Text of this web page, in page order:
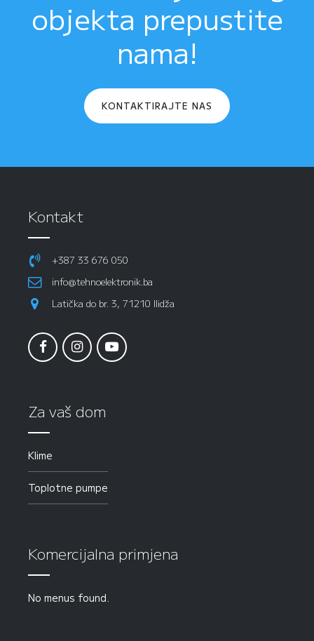
objekta prepustite
nama!
KONTAKTIRAJTE NAS
Kontakt
+387 33 676 050
info@tehnoelektronik.ba
Latička do br. 3, 71210 Ilidža
Za vaš dom
Klime
Toplotne pumpe
Komercijalna primjena
No menus found.